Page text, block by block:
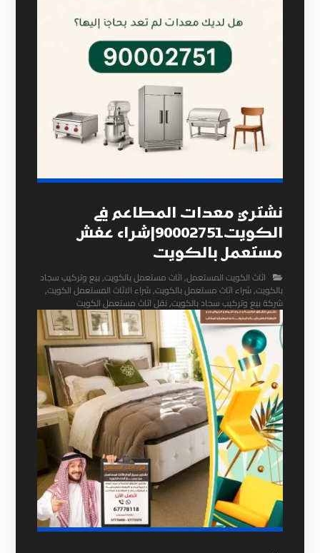
نشتري معدات المطاعم في
الكويت90002751|شراء عفش
مستعمل بالكويت
اثاث الكويت المستعمل,اثاث مستعمل بالكويت,بيع وتركيب سجاد
بالكويت,شراء اثاث مستعمل بالكويت,شراء الاثاث المستعمل الكويت,
شركة بيع وتركيب سجاد بالكويت,نقل اثاث مستعمل الكويت